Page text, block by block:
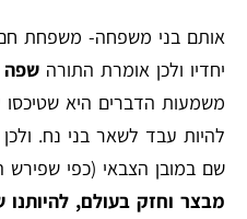
אותם בני משפחה- משפחת
יחדיו ולכן אומרת התורה שפה
משמעות הדברים היא
להיות עבד לשאר בני נח.
שם במובן הצבאי (כפי שפירש
מבצר וחזק בעולם, להיותנו